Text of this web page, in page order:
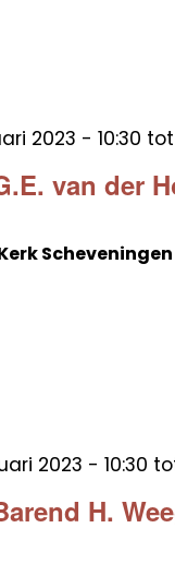
van der
2023 - 10:30 tot
Scheveningen
H.
2023 - 10:30